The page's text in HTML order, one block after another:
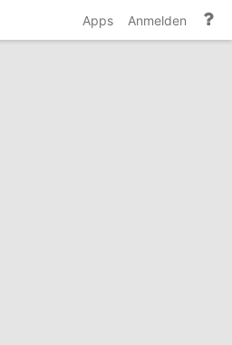
Anmelden
Apps